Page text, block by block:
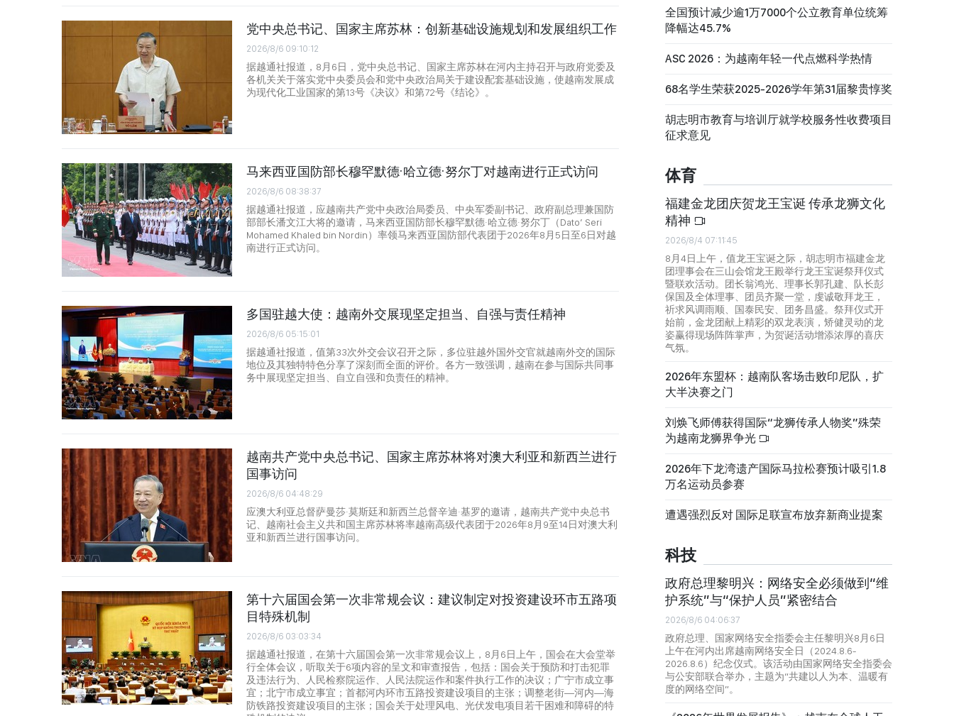
党中央总书记、国家主席苏林：创新基础设施规划和发展组织工作
2026/8/6 09:10:12
据越通社报道，8月6日，党中央总书记、国家主席苏林在河内主持召开与政府党委及
各机关关于落实党中央委员会和党中央政治局关于建设配套基础设施，使越南发展成
为现代化工业国家的第13号《决议》和第72号《结论》。
马来西亚国防部长穆罕默德·哈立德·努尔丁对越南进行正式访问
2026/8/6 08:38:37
据越通社报道，应越南共产党中央政治局委员、中央军委副书记、政府副总理兼国防
部部长潘文江大将的邀请，马来西亚国防部长穆罕默德·哈立德·努尔丁（Dato’ Seri
Mohamed Khaled bin Nordin）率领马来西亚国防部代表团于2026年8月5日至6日对越
南进行正式访问。
多国驻越大使：越南外交展现坚定担当、自强与责任精神
2026/8/6 05:15:01
据越通社报道，值第33次外交会议召开之际，多位驻越外国外交官就越南外交的国际
地位及其独特特色分享了深刻而全面的评价。各方一致强调，越南在参与国际共同事
务中展现坚定担当、自立自强和负责任的精神。
越南共产党中央总书记、国家主席苏林将对澳大利亚和新西兰进行
国事访问
2026/8/6 04:48:29
应澳大利亚总督萨曼莎·莫斯廷和新西兰总督辛迪·基罗的邀请，越南共产党中央总书
记、越南社会主义共和国主席苏林将率越南高级代表团于2026年8月9至14日对澳大利
亚和新西兰进行国事访问。
第十六届国会第一次非常规会议：建议制定对投资建设环市五路项
目特殊机制
2026/8/6 03:03:34
据越通社报道，在第十六届国会第一次非常规会议上，8月6日上午，国会在大会堂举
行全体会议，听取关于6项内容的呈文和审查报告，包括：国会关于预防和打击犯罪
及违法行为、人民检察院运作、人民法院运作和案件执行工作的决议；广宁市成立事
宜；北宁市成立事宜；首都河内环市五路投资建设项目的主张；调整老街—河内—海
防铁路投资建设项目的主张；国会关于处理风电、光伏发电项目若干困难和障碍的特
全国预计减少逾1万7000个公立教育单位统筹
降幅达45.7%
ASC 2026：为越南年轻一代点燃科学热情
68名学生荣获2025-2026学年第31届黎贵惇奖
胡志明市教育与培训厅就学校服务性收费项目
征求意见
体育
福建金龙团庆贺龙王宝诞 传承龙狮文化
精神
2026/8/4 07:11:45
8月4日上午，值龙王宝诞之际，胡志明市福建金龙
团理事会在三山会馆龙王殿举行龙王宝诞祭拜仪式
暨联欢活动。团长翁鸿光、理事长郭孔建、队长彭
保国及全体理事、团员齐聚一堂，虔诚敬拜龙王，
祈求风调雨顺、国泰民安、团务昌盛。祭拜仪式开
始前，金龙团献上精彩的双龙表演，矫健灵动的龙
姿赢得现场阵阵掌声，为贺诞活动增添浓厚的喜庆
气氛。
2026年东盟杯：越南队客场击败印尼队，扩
大半决赛之门
刘焕飞师傅获得国际“龙狮传承人物奖”殊荣
为越南龙狮界争光
2026年下龙湾遗产国际马拉松赛预计吸引1.8
万名运动员参赛
遭遇强烈反对 国际足联宣布放弃新商业提案
科技
政府总理黎明兴：网络安全必须做到“维
护系统”与“保护人员”紧密结合
2026/8/6 04:06:37
政府总理、国家网络安全指委会主任黎明兴8月6日
上午在河内出席越南网络安全日（2024.8.6-
2026.8.6）纪念仪式。该活动由国家网络安全指委会
与公安部联合举办，主题为“共建以人为本、温暖有
度的网络空间”。